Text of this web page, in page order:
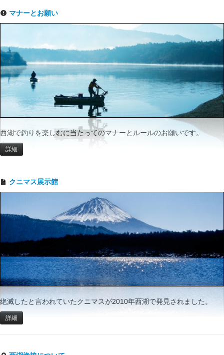
マナーとお願い
西湖で釣りを楽しむに当たってのマナーとルールのお願いです。
詳細
クニマス展示館
絶滅したと言われていたクニマスが2010年西湖で発見されました。
詳細